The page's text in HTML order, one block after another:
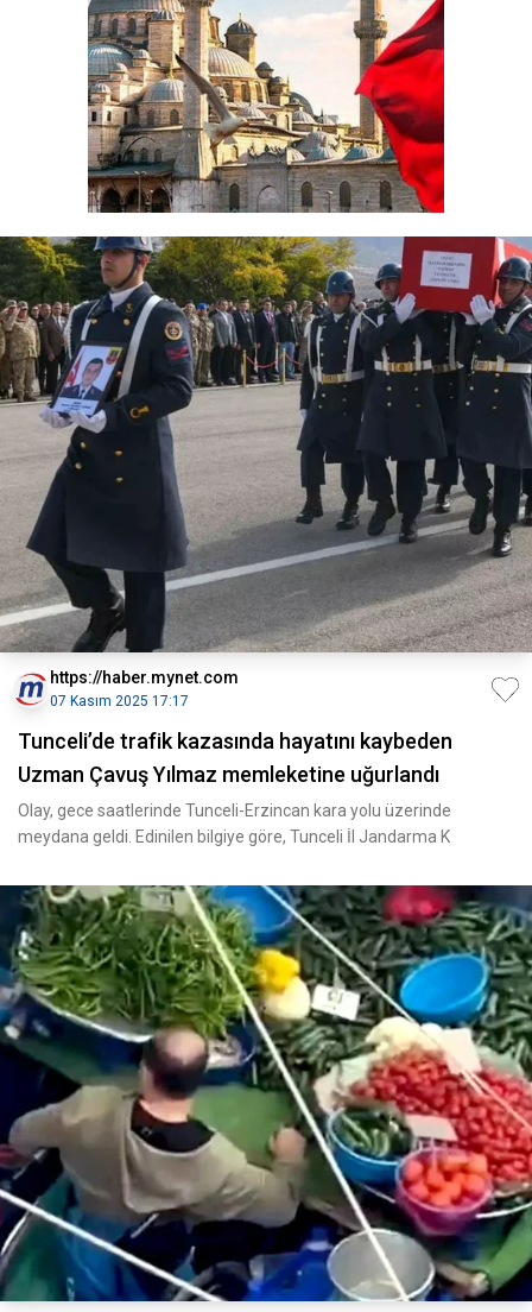
https://haber.mynet.com
07 Kasım 2025 17:17
Tunceli’de trafik kazasında hayatını kaybeden
Uzman Çavuş Yılmaz memleketine uğurlandı
Olay, gece saatlerinde Tunceli-Erzincan kara yolu üzerinde
meydana geldi. Edinilen bilgiye göre, Tunceli İl Jandarma K